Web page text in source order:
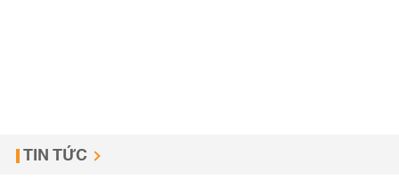
TIN TỨC